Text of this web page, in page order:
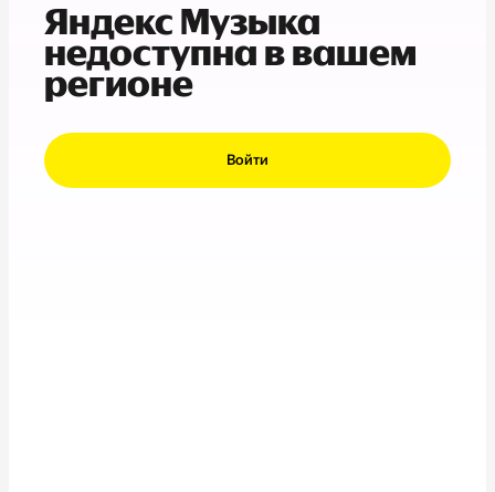
Яндекс Музыка
недоступна в вашем
регионе
Войти